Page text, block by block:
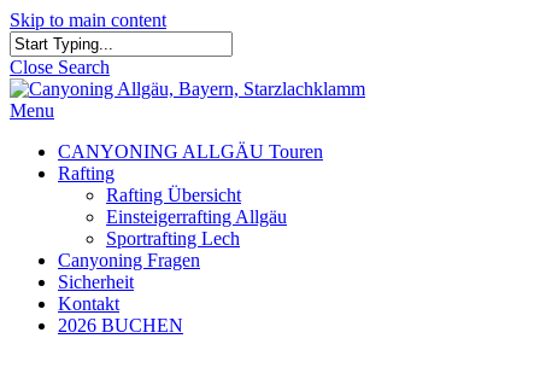
Skip to main content
Close Search
Menu
CANYONING ALLGÄU Touren
Rafting
Rafting Übersicht
Einsteigerrafting Allgäu
Sportrafting Lech
Canyoning Fragen
Sicherheit
Kontakt
2026 BUCHEN